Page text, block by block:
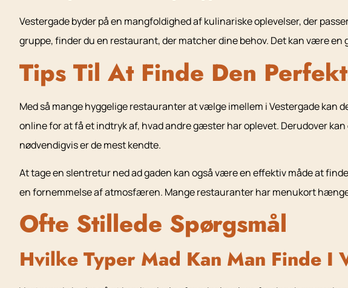
Vestergade byder på en mangfoldighed af kulinariske oplevelser, der
gruppe, finder du en restaurant, der matcher dine behov. Det kan være
Tips Til At Finde Den
Med så mange hyggelige restauranter at vælge imellem i Vestergade
online for at få et indtryk af, hvad andre gæster har oplevet. Derudover
nødvendigvis er de mest kendte.
At tage en slentretur ned ad gaden kan også være en effektiv måde at
en fornemmelse af atmosfæren. Mange restauranter har menukort
Ofte Stillede Spørgsmål
Hvilke Typer Mad Kan Man Finde I